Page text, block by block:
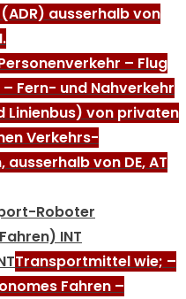
ausserhalb von
– Flug
Fern- und Nahverkehr
Linienbus) von privaten
Verkehrs-
ausserhalb von DE, AT
Roboter
INT
Transportmittel wie; –
Fahren –